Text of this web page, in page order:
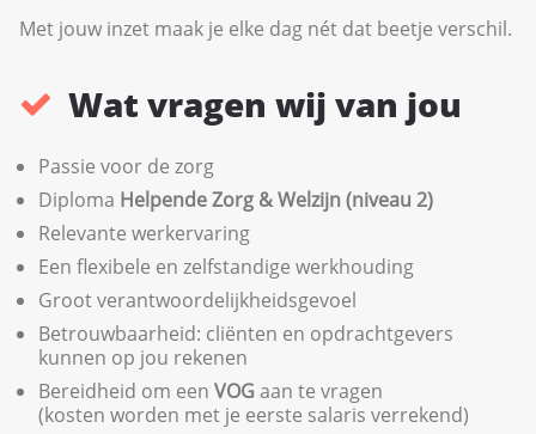
Met jouw inzet maak je elke dag nét dat beetje verschil.
Wat vragen wij van jou
Passie voor de zorg
Diploma Helpende Zorg & Welzijn (niveau 2)
Relevante werkervaring
Een flexibele en zelfstandige werkhouding
Groot verantwoordelijkheidsgevoel
Betrouwbaarheid: cliënten en opdrachtgevers
kunnen op jou rekenen
Bereidheid om een VOG aan te vragen
(kosten worden met je eerste salaris verrekend)